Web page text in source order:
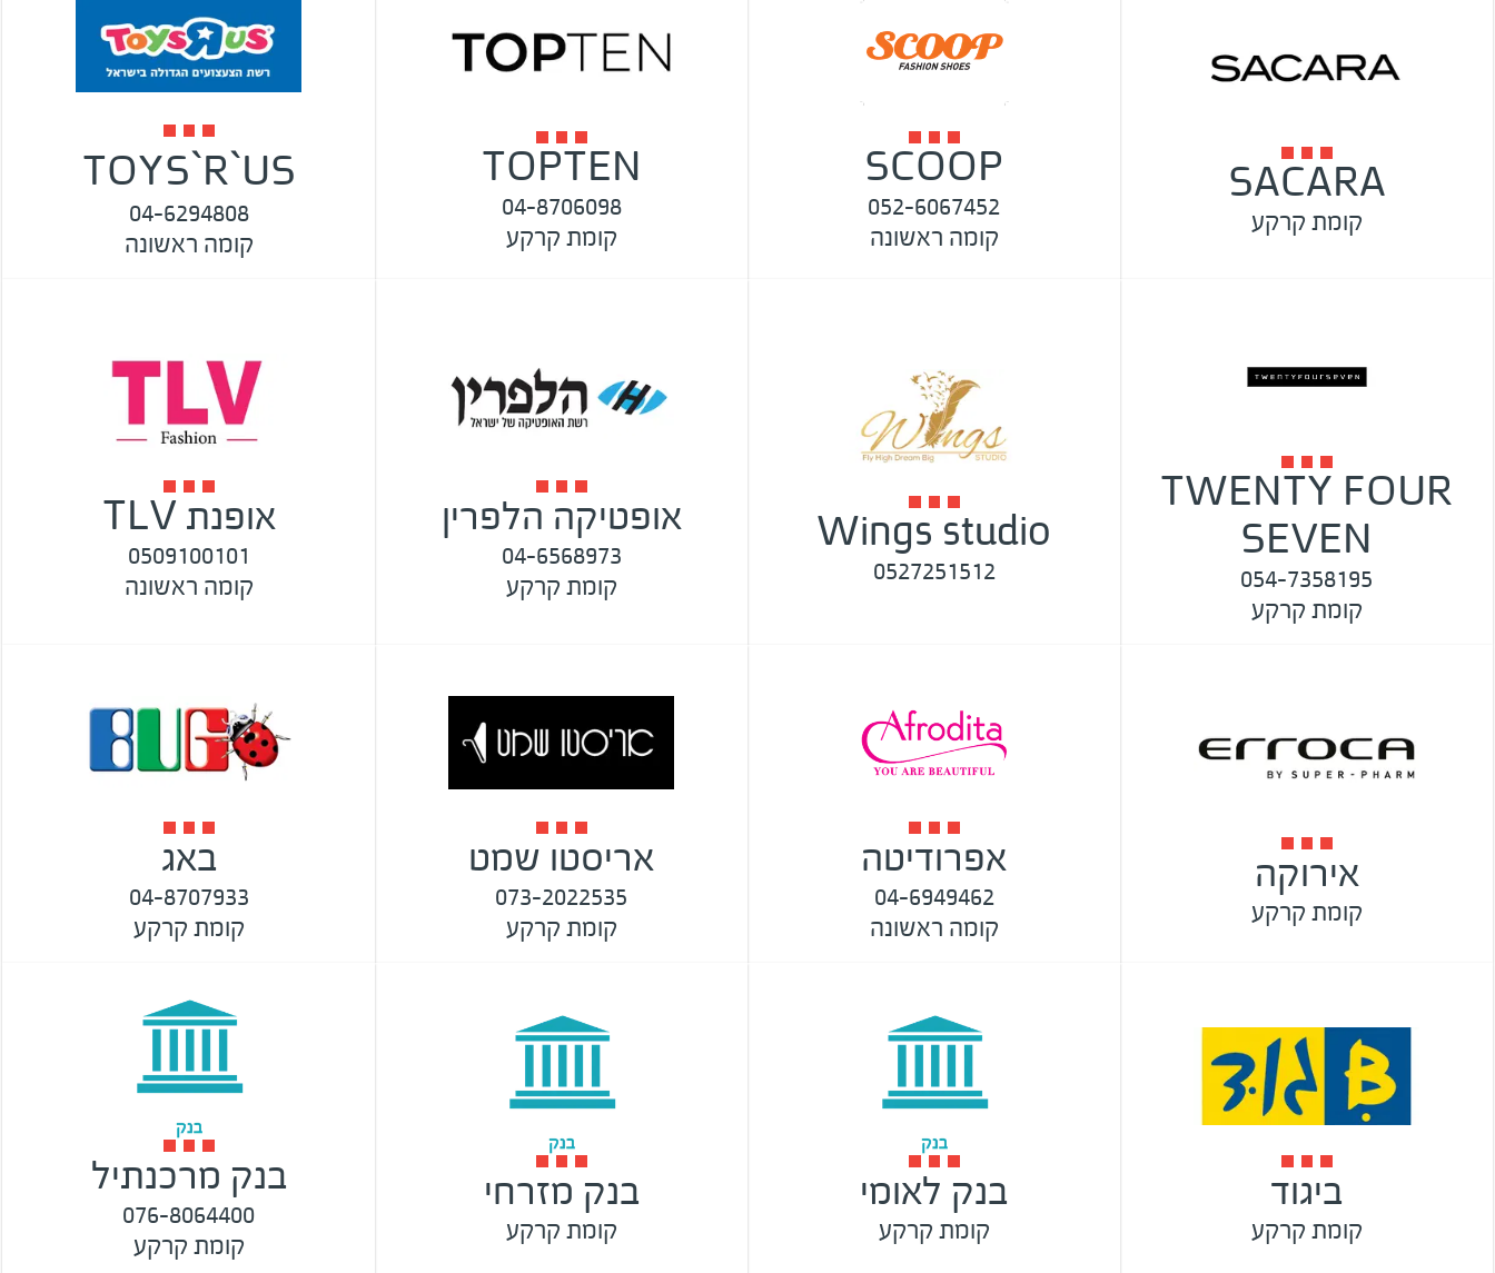
SACARA
קומת קרקע
SCOOP
052-6067452
קומה ראשונה
TOPTEN
04-8706098
קומת קרקע
TOYS`R`US
04-6294808
קומה ראשונה
TWENTY FOUR
SEVEN
054-7358195
קומת קרקע
Wings studio
0527251512
אופטיקה הלפרין
04-6568973
קומת קרקע
אופנת TLV
0509100101
קומה ראשונה
אירוקה
קומת קרקע
אפרודיטה
04-6949462
קומה ראשונה
אריסטו שמט
073-2022535
קומת קרקע
באג
04-8707933
קומת קרקע
ביגוד
קומת קרקע
בנק לאומי
קומת קרקע
בנק מזרחי
קומת קרקע
בנק מרכנתיל
076-8064400
קומת קרקע